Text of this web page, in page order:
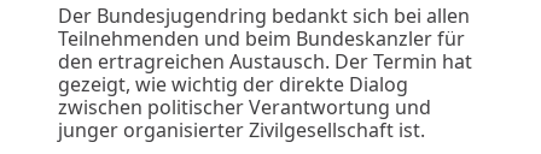
Der Bundesjugendring bedankt sich bei allen
Teilnehmenden und beim Bundeskanzler für
den ertragreichen Austausch. Der Termin hat
gezeigt, wie wichtig der direkte Dialog
zwischen politischer Verantwortung und
junger organisierter Zivilgesellschaft ist.